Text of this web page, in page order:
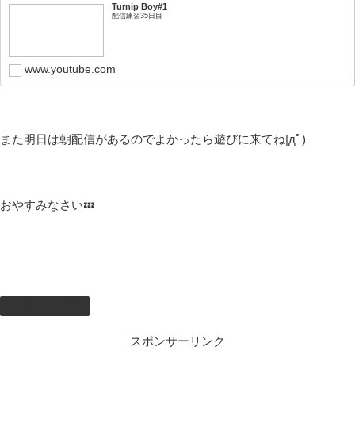
Turnip Boy#1
配信練習35日目
www.youtube.com
また明日は朝配信があるのでよかったら遊びに来てね|дﾟ)
おやすみなさい💤
スポンサーリンク